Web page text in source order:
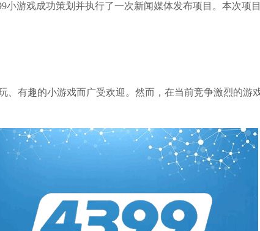
小游戏成功策划并执行了一次新闻媒体发布项目。本次项
、有趣的小游戏而广受欢迎。然而，在当前竞争激烈的游